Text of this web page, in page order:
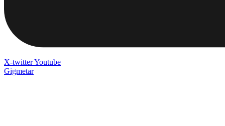
X-twitterYoutube
Gigmetar